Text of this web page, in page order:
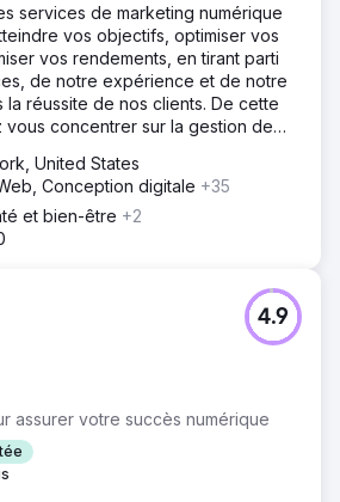
services de marketing numérique
vos objectifs, optimiser vos
vos rendements, en tirant parti
de notre expérience et de notre
réussite de nos clients. De cette
concentrer sur la gestion de
United States
Conception digitale +35
et bien-être +2
assurer votre succès numérique
4.9